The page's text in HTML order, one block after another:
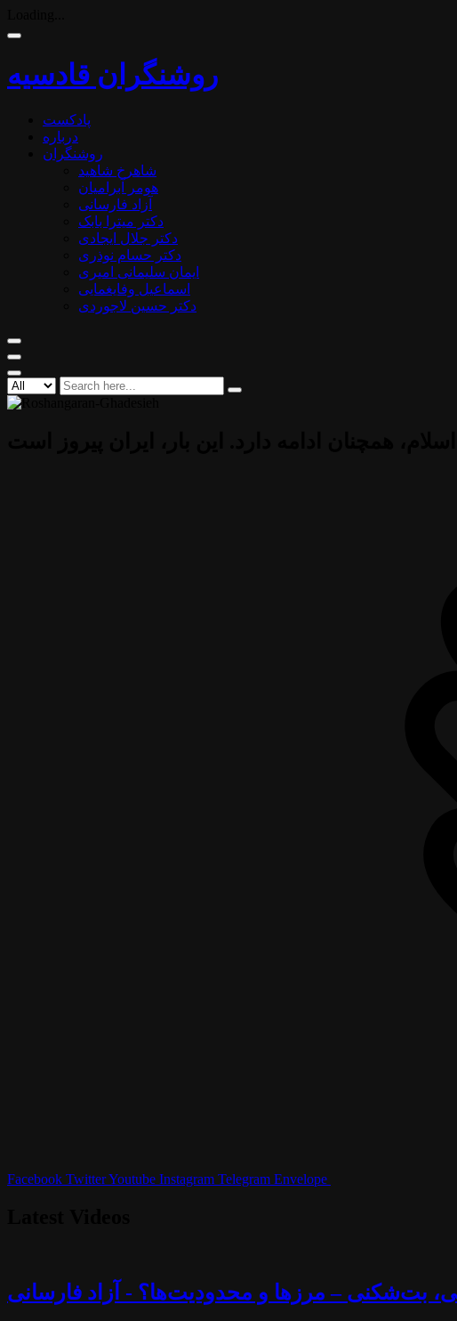
روشنگران قادسیه
پادکست
درباره
روشنگران
شاهرخ شاهید
هومر آبرامیان
آزاد فارسانی
دکتر میترا بابک
دکتر جلال ایجادی
دکتر حسام نوذری
ایمان سلیمانی امیری
اسماعیل وفایغمایی
دکتر حسین لاجوردی
Facebook TwitterYoutube Instagram Telegram Envelope